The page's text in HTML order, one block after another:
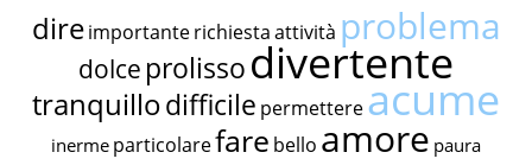
dire importante richiestaattività problema
dolce prolissodivertente
tranquillodifficile permettereacume
inerme particolarefare bello amore paura